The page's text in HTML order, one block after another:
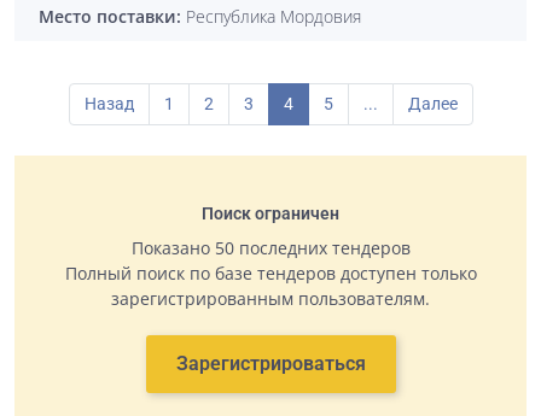
Место поставки: Республика Мордовия
Назад 1 2 3 4 5 ... Далее
Поиск ограничен
Показано 50 последних тендеров
Полный поиск по базе тендеров доступен только
зарегистрированным пользователям.
Зарегистрироваться